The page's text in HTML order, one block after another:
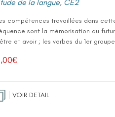
de la langue, CE2
compétences travaillées dans
sont la mémorisation du
et avoir ; les verbes du 1er
€
VOIR DETAIL